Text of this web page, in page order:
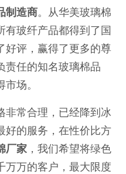
制造商。从华美玻璃棉
有玻纤产品都得到了国
好评，赢得了更多的尊
责任的知名玻璃棉品
场。
非常合理，已经降到冰
好的服务，在性价比方
厂家，我们希望将绿色
万万的客户，最大限度